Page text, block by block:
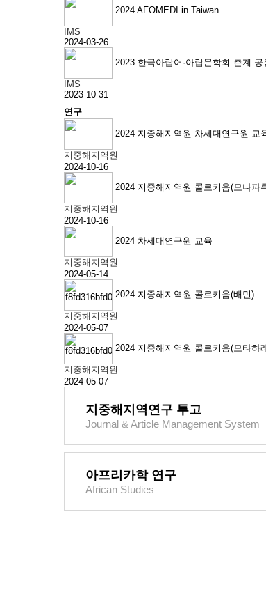
2024 AFOMEDI in Taiwan
IMS
2024-03-26
2023 한국아랍어·아랍문학회 춘계 공
IMS
2023-10-31
연구
2024 지중해지역원 차세대연구원 교
지중해지역원
2024-10-16
2024 지중해지역원 콜로키움(모나파
지중해지역원
2024-10-16
2024 차세대연구원 교육
지중해지역원
2024-05-14
2024 지중해지역원 콜로키움(배민)
지중해지역원
2024-05-07
2024 지중해지역원 콜로키움(모타하
지중해지역원
2024-05-07
지중해지역연구 투고
Journal & Article Management System
아프리카학 연구
African Studies